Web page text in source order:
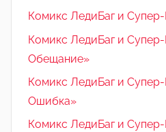
Комикс ЛедиБаг и
Комикс ЛедиБаг и
Обещание»
Комикс ЛедиБаг и
Ошибка»
Комикс ЛедиБаг и